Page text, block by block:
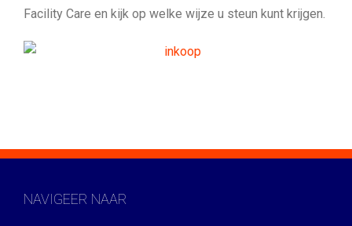
Facility Care en kijk op welke wijze u steun kunt krijgen.
NAVIGEER NAAR